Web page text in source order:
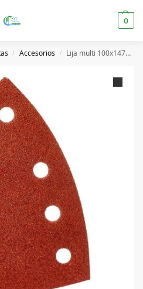
0
/ Accesorios / Lija multi 100x147mm con fijación rápida 180gr.